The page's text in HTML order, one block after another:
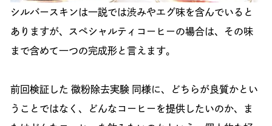
シルバースキンは一説では渋みやエグ味を含んでいると
ありますが、スペシャルティコーヒーの場合は、その味
まで含めて一つの完成形と言えます。
前回検証した 微粉除去実験 同様に、どちらが良質かとい
うことではなく、どんなコーヒーを提供したいのか、ま